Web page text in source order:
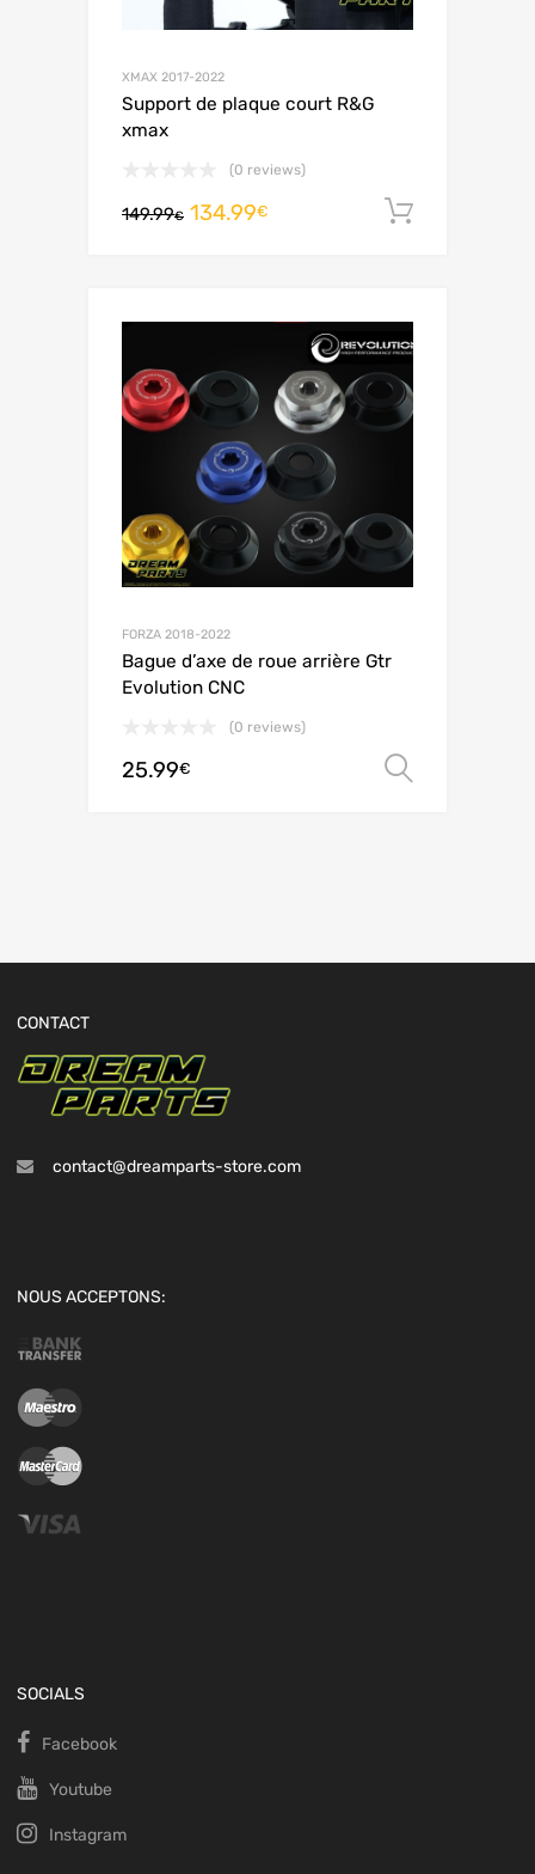
XMAX 2017-2022
Support de plaque court R&G
xmax
(0 reviews)
149.99€ 134.99€
FORZA 2018-2022
Bague d’axe de roue arrière Gtr
Evolution CNC
(0 reviews)
25.99€
CONTACT
contact@dreamparts-store.com
NOUS ACCEPTONS:
SOCIALS
Facebook
Youtube
Instagram